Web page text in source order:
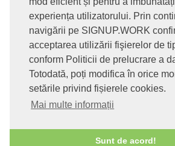
experiența utilizatorului. Prin
navigării pe SIGNUP.WORK
acceptarea utilizării fişierelor de
conform Politicii de prelucrare a
Totodată, poți modifica în orice
setările privind fișierele cookies.
Mai multe informații
Sunt de acord!
© 2017-2026. Toate